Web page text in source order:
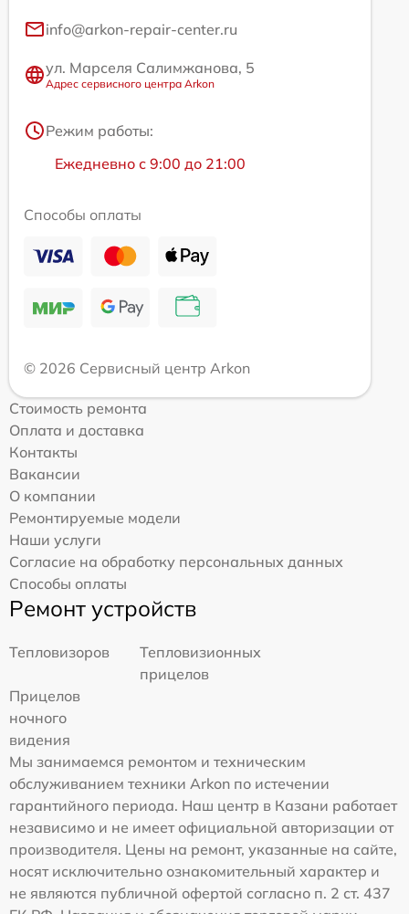
info@arkon-repair-center.ru
ул. Марселя Салимжанова, 5
Адрес сервисного центра Arkon
Режим работы:
Ежедневно с 9:00 до 21:00
Способы оплаты
© 2026 Сервисный центр Arkon
Стоимость ремонта
Оплата и доставка
Контакты
Вакансии
О компании
Ремонтируемые модели
Наши услуги
Согласие на обработку персональных данных
Способы оплаты
Ремонт устройств
Тепловизоров
Тепловизионных
прицелов
Прицелов
ночного
видения
Мы занимаемся ремонтом и техническим
обслуживанием техники Arkon по истечении
гарантийного периода. Наш центр в Казани работает
независимо и не имеет официальной авторизации от
производителя. Цены на ремонт, указанные на сайте,
носят исключительно ознакомительный характер и
не являются публичной офертой согласно п. 2 ст. 437